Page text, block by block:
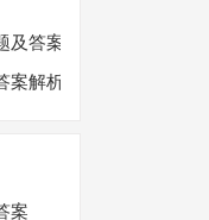
及答案
案解析
案